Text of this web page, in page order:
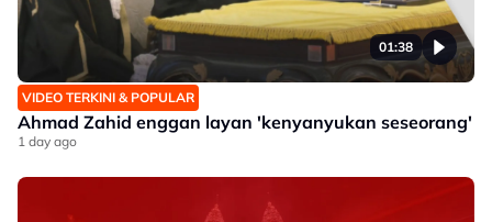
01:38
VIDEO TERKINI & POPULAR
Ahmad Zahid enggan layan 'kenyanyukan seseorang'
1 day ago